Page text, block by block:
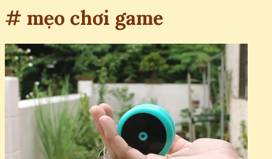
# mẹo chơi game